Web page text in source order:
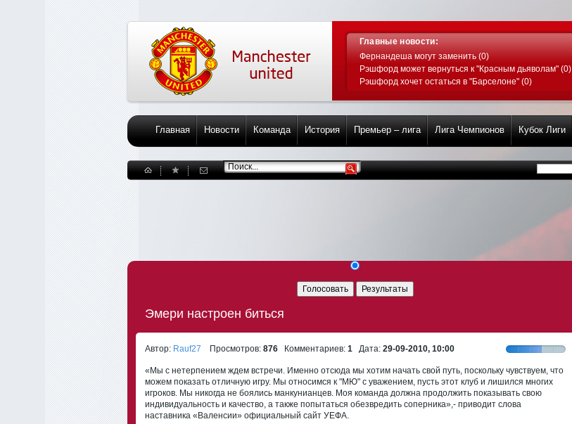
Главные новости:
Фернандеша могут заменить (0)
Рэшфорд может вернуться к "Красным дьяволам" (0)
Рэшфорд хочет остаться в "Барселоне" (0)
Главная Новости Команда История Премьер – лига Лига Чемпионов Кубок Лиги
Голосовать Результаты
Эмери настроен биться
Автор: Rauf27 Просмотров: 876Комментариев: 1Дата: 29-09-2010, 10:00
«Мы с нетерпением ждем встречи. Именно отсюда мы хотим начать свой путь, поскольку чувствуем, что
можем показать отличную игру. Мы относимся к "МЮ" с уважением, пусть этот клуб и лишился многих
игроков. Мы никогда не боялись манкунианцев. Моя команда должна продолжить показывать свою
индивидуальность и качество, а также попытаться обезвредить соперника»,- приводит слова
наставника «Валенсии» официальный сайт УЕФА.